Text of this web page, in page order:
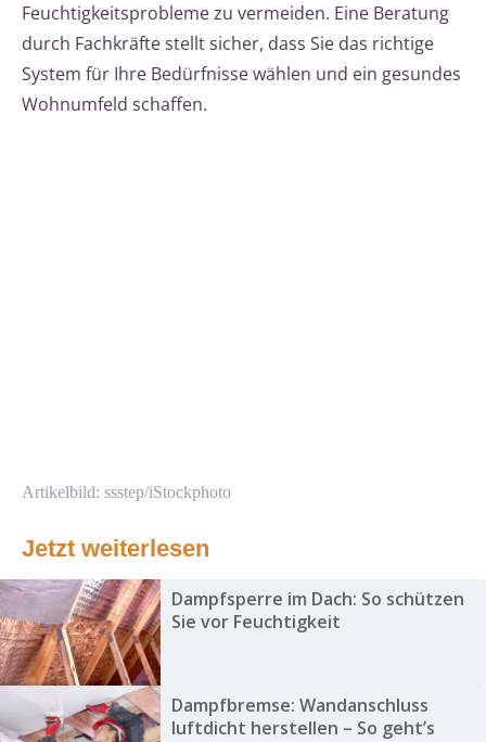
Feuchtigkeitsprobleme zu vermeiden. Eine Beratung
durch Fachkräfte stellt sicher, dass Sie das richtige
System für Ihre Bedürfnisse wählen und ein gesundes
Wohnumfeld schaffen.
Artikelbild: ssstep/iStockphoto
Jetzt weiterlesen
Dampfsperre im Dach: So schützen
Sie vor Feuchtigkeit
Dampfbremse: Wandanschluss
luftdicht herstellen – So geht’s